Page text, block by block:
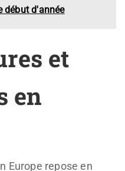
début d'année
et
en
Europe repose en